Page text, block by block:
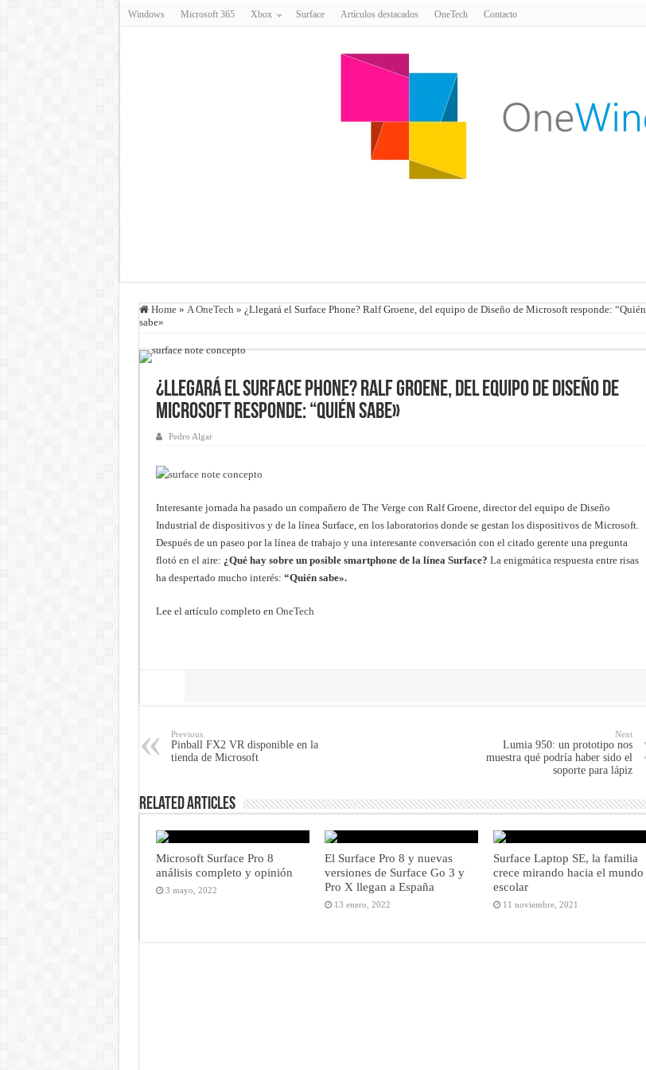
Windows Microsoft 365 Xbox Surface Artículos destacados OneTech Contacto
Home » A OneTech » ¿Llegará el Surface Phone? Ralf Groene, del equipo de Diseño de Microsoft responde: “Quién
sabe»
¿Llegará el Surface Phone? Ralf Groene, del equipo de Diseño de
Microsoft responde: “Quién sabe»
Pedro Algar
Interesante jornada ha pasado un compañero de The Verge con Ralf Groene, director del equipo de Diseño
Industrial de dispositivos y de la línea Surface, en los laboratorios donde se gestan los dispositivos de Microsoft.
Después de un paseo por la línea de trabajo y una interesante conversación con el citado gerente una pregunta
flotó en el aire: ¿Qué hay sobre un posible smartphone de la línea Surface? La enigmática respuesta entre risas
ha despertado mucho interés: “Quién sabe».
Lee el artículo completo en OneTech
Previous
Pinball FX2 VR disponible en la
tienda de Microsoft
Next
Lumia 950: un prototipo nos
muestra qué podría haber sido el
soporte para lápiz
Related Articles
Microsoft Surface Pro 8
análisis completo y opinión
3 mayo, 2022
El Surface Pro 8 y nuevas
versiones de Surface Go 3 y
Pro X llegan a España
13 enero, 2022
Surface Laptop SE, la familia
crece mirando hacia el mundo
escolar
11 noviembre, 2021